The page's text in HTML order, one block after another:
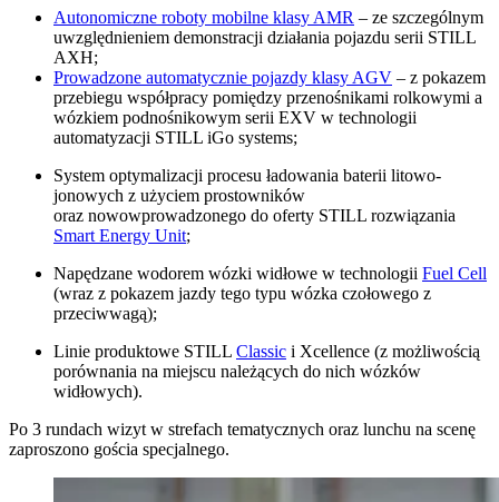
Autonomiczne roboty mobilne klasy AMR – ze szczególnym
uwzględnieniem demonstracji działania pojazdu serii STILL
AXH;
Prowadzone automatycznie pojazdy klasy AGV – z pokazem
przebiegu współpracy pomiędzy przenośnikami rolkowymi a
wózkiem podnośnikowym serii EXV w technologii
automatyzacji STILL iGo systems;
System optymalizacji procesu ładowania baterii litowo-
jonowych z użyciem prostowników
oraz nowowprowadzonego do oferty STILL rozwiązania
Smart Energy Unit;
Napędzane wodorem wózki widłowe w technologii Fuel Cell
(wraz z pokazem jazdy tego typu wózka czołowego z
przeciwwagą);
Linie produktowe STILL Classic i Xcellence (z możliwością
porównania na miejscu należących do nich wózków
widłowych).
Po 3 rundach wizyt w strefach tematycznych oraz lunchu na scenę
zaproszono gościa specjalnego.